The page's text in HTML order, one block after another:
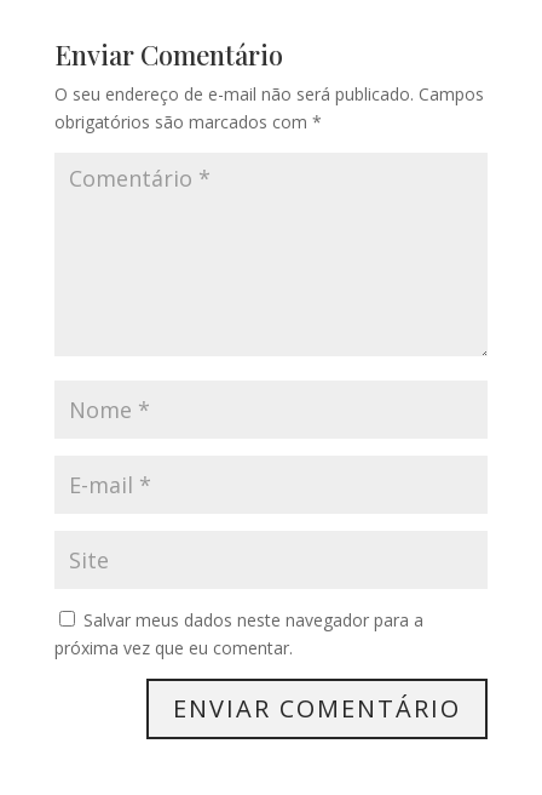
Enviar Comentário
O seu endereço de e-mail não será publicado. Campos
obrigatórios são marcados com *
Salvar meus dados neste navegador para a
próxima vez que eu comentar.